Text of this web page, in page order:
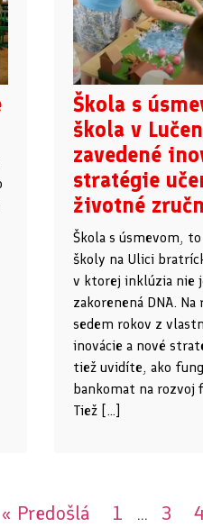
Škola s
škola v
zavedené
stratégie
životné
Škola s úsmevom,
školy na Ulici
v ktorej inklúzia nie
zakorenená DNA.
sedem rokov z
inovácie a nové
tiež uvidíte, ako
bankomat na rozvoj
Tiež […]
« Predošlá 1 … 3 4